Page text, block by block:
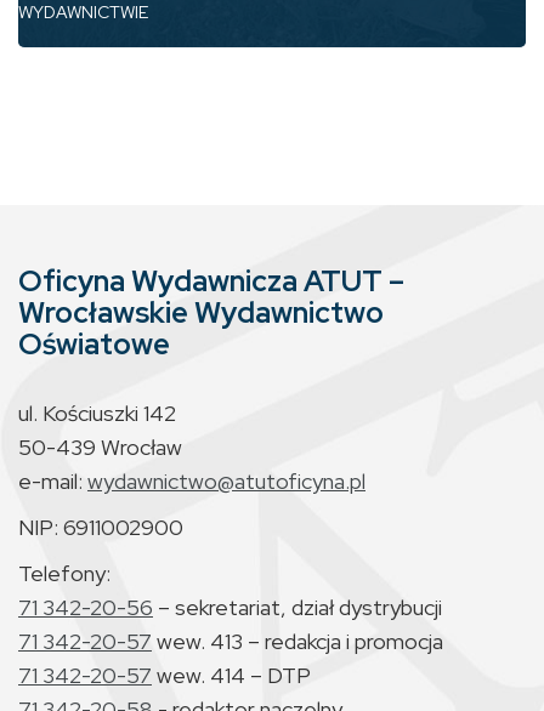
WYDAWNICTWIE
Oficyna Wydawnicza ATUT –
Wrocławskie Wydawnictwo
Oświatowe
ul. Kościuszki 142
50-439 Wrocław
e-mail: wydawnictwo@atutoficyna.pl
NIP: 6911002900
Telefony:
71 342-20-56 – sekretariat, dział dystrybucji
71 342-20-57 wew. 413 – redakcja i promocja
71 342-20-57 wew. 414 – DTP